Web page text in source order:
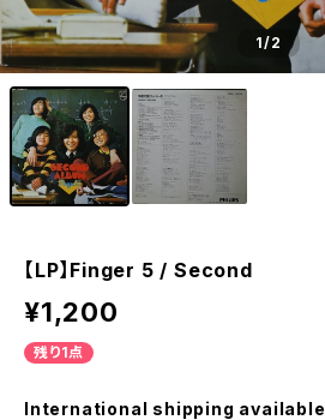
1/2
【LP】Finger 5 / Second
¥1,200
残り1点
International shipping available